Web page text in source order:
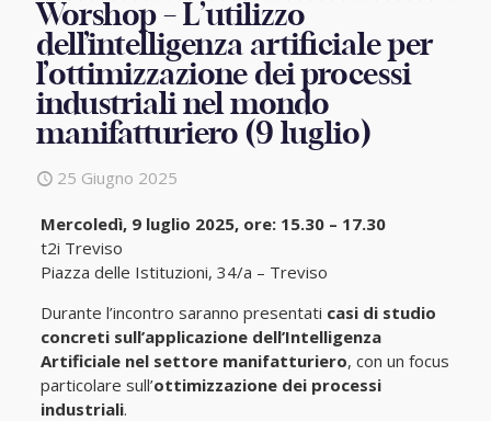
Worshop – L’utilizzo
dell’intelligenza artificiale per
l’ottimizzazione dei processi
industriali nel mondo
manifatturiero (9 luglio)
25 Giugno 2025
Mercoledì, 9 luglio 2025, ore: 15.30 – 17.30
t2i Treviso
Piazza delle Istituzioni, 34/a – Treviso
Durante l’incontro saranno presentati casi di studio
concreti sull’applicazione dell’Intelligenza
Artificiale nel settore manifatturiero, con un focus
particolare sull’ottimizzazione dei processi
industriali.